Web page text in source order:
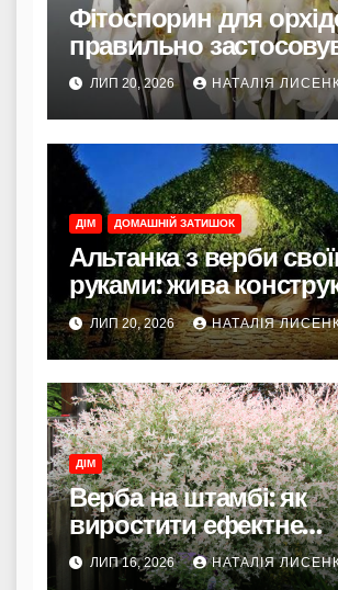
Фітоспорин для
правильно
ЛИП 20, 2026 НАТАЛІЯ
ДІМ ДОМАШНІЙ ЗАТИШОК
Альтанка з верби
руками: жива
ЛИП 20, 2026 НАТАЛІЯ
ДІМ
Верба на штамбі: як
виростити ефектне
декоративне деревце
українському саду
ЛИП 16, 2026 НАТАЛІЯ